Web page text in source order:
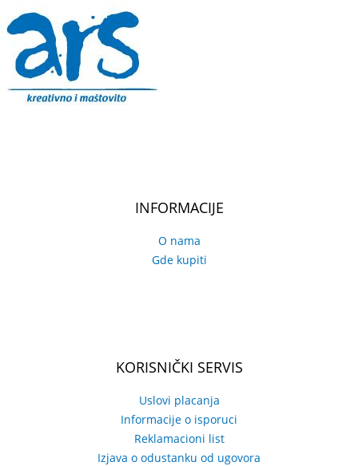
INFORMACIJE
O nama
Gde kupiti
KORISNIČKI SERVIS
Uslovi placanja
Informacije o isporuci
Reklamacioni list
Izjava o odustanku od ugovora